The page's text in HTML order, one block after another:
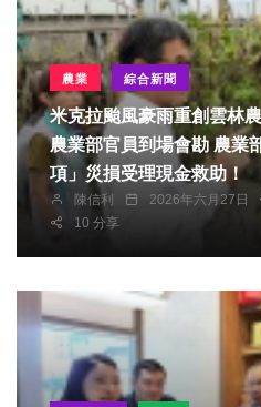
農業 綜合新聞
米克拉颱風豪雨重創雲林
農業部官員到場會勘 農業
項」災損受理現金救助！
陳信利 2026年六月27日
10 分享